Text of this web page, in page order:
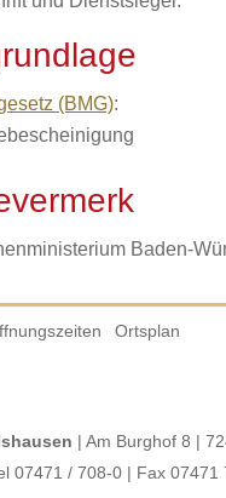
(BMG):
Baden-
Ortsplan
| Am Burghof 8 |
07471 / 708-0 | Fax 07471